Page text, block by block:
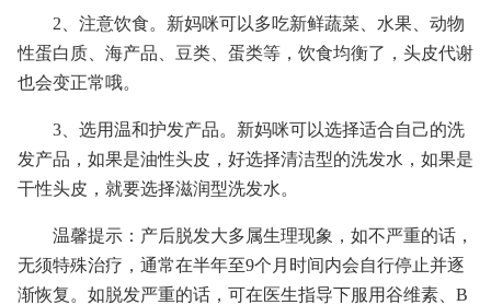
2、注意饮食。新妈咪可以多吃新鲜蔬菜、水果、动物
性蛋白质、海产品、豆类、蛋类等，饮食均衡了，头皮代谢
也会变正常哦。
3、选用温和护发产品。新妈咪可以选择适合自己的洗
发产品，如果是油性头皮，好选择清洁型的洗发水，如果是
干性头皮，就要选择滋润型洗发水。
温馨提示：产后脱发大多属生理现象，如不严重的话，
无须特殊治疗，通常在半年至9个月时间内会自行停止并逐
渐恢复。如脱发严重的话，可在医生指导下服用谷维素、B